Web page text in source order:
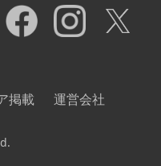
掲載 運営会社